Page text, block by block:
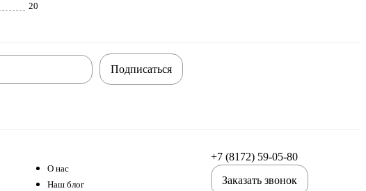
20
Подписаться
О нас
Наш блог
+7 (8172) 59-05-80
Заказать звонок